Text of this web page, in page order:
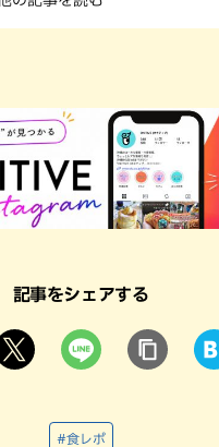
記事をシェアする
#食レポ